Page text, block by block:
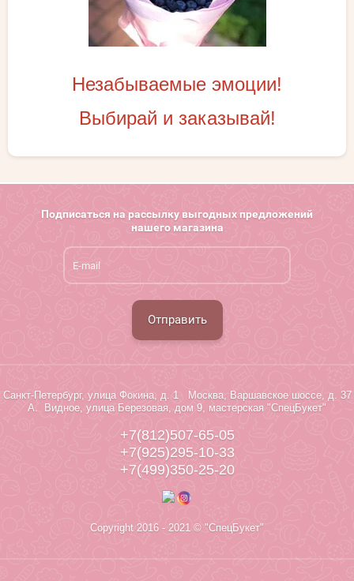
Незабываемые эмоции!
Выбирай и заказывай!
Подписаться на рассылку выгодных предложений
нашего магазина
Отправить
Санкт-Петербург, улица Фокина, д. 1 Москва, Варшавское шоссе, д. 37
А. Видное, улица Березовая, дом 9, мастерская "СпецБукет"
+7(812)507-65-05
+7(925)295-10-33
+7(499)350-25-20
Copyright 2016 - 2021 © "СпецБукет"